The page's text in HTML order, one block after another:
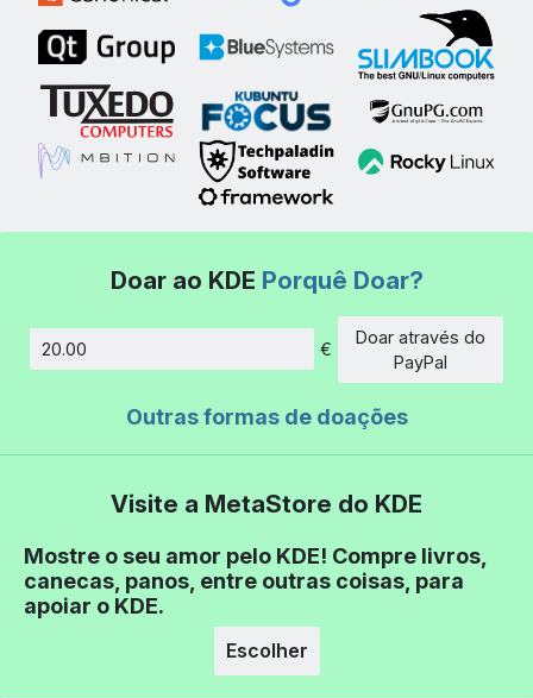
Doar ao KDE Porquê Doar?
Montante
€
Doar através do
PayPal
Outras formas de doações
Visite a MetaStore do KDE
Mostre o seu amor pelo KDE! Compre livros,
canecas, panos, entre outras coisas, para
apoiar o KDE.
Escolher